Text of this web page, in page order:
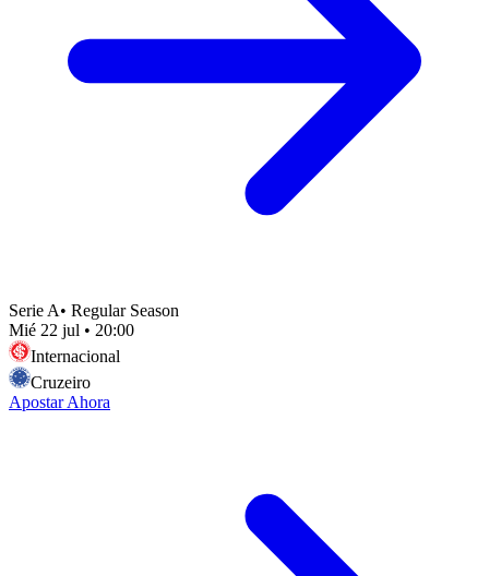
Serie A• Regular Season
Mié 22 jul • 20:00
Internacional
Cruzeiro
Apostar Ahora